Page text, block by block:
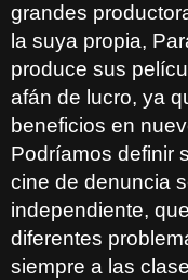
grandes
la suya propia,
produce sus
afán de lucro, ya
beneficios en
Podríamos definir
cine de denuncia
independiente,
diferentes
siempre a las